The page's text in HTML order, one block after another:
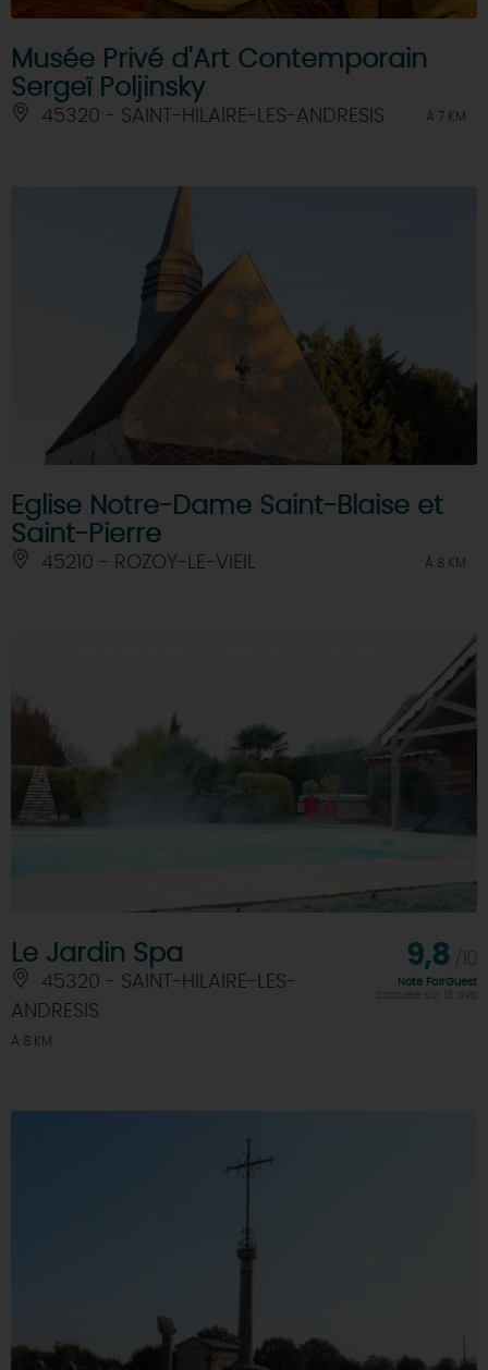
Musée Privé d'Art Contemporain
Sergeï Poljinsky
45320 - SAINT-HILAIRE-LES-ANDRESIS À 7 KM
Eglise Notre-Dame Saint-Blaise et
Saint-Pierre
45210 - ROZOY-LE-VIEIL À 8 KM
Le Jardin Spa
45320 - SAINT-HILAIRE-LES-
ANDRESIS
À 8 KM
9,8
Note FairGuest
calculée sur 16 avis